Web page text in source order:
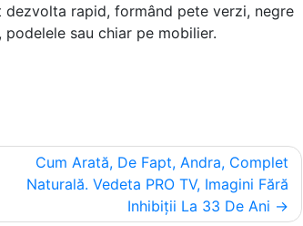
rapid, formând pete verzi, negre
sau chiar pe mobilier.
Cum Arată, De Fapt, Andra, Complet
Naturală. Vedeta PRO TV, Imagini Fără
Inhibiții La 33 De Ani